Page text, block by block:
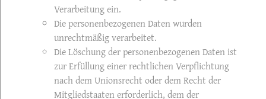
Verarbeitung ein.
Die personenbezogenen Daten wurden
unrechtmäßig verarbeitet.
Die Löschung der personenbezogenen Daten ist
zur Erfüllung einer rechtlichen Verpflichtung
nach dem Unionsrecht oder dem Recht der
Mitgliedstaaten erforderlich, dem der